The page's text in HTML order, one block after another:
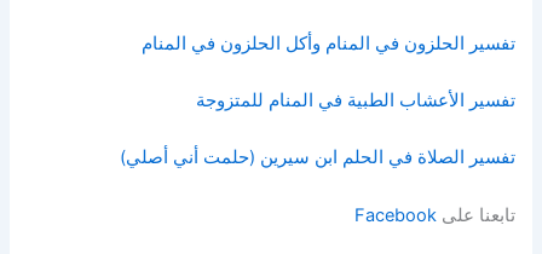
تفسير الحلزون في المنام وأكل الحلزون في المنام
تفسير الأعشاب الطبية في المنام للمتزوجة
تفسير الصلاة في الحلم ابن سيرين (حلمت أني أصلي)
تابعنا علىFacebook